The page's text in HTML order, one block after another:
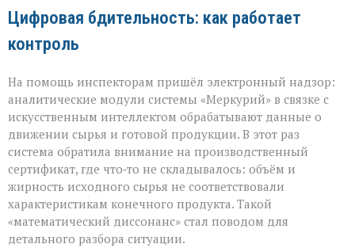
Цифровая бдительность: как работает
контроль
На помощь инспекторам пришёл электронный надзор:
аналитические модули системы «Меркурий» в связке с
искусственным интеллектом обрабатывают данные о
движении сырья и готовой продукции. В этот раз
система обратила внимание на производственный
сертификат, где что‑то не складывалось: объём и
жирность исходного сырья не соответствовали
характеристикам конечного продукта. Такой
«математический диссонанс» стал поводом для
детального разбора ситуации.